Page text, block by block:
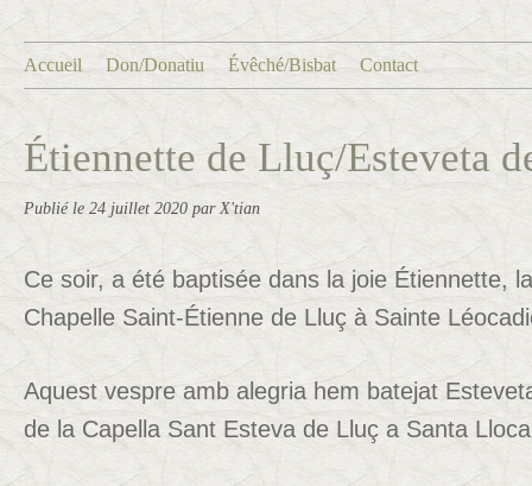
Accueil Don/Donatiu Évêché/Bisbat Contact
Étiennette de Lluç/Esteveta
Publié le 24 juillet 2020 par X'tian
Ce soir, a été baptisée dans la joie Étiennette,
Chapelle Saint-Étienne de Lluç à Sainte
Aquest vespre amb alegria hem batejat
de la Capella Sant Esteva de Lluç a Santa